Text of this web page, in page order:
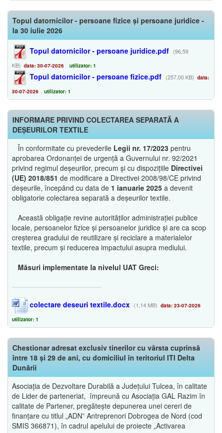
Topul datornicilor - persoane fizice și persoane juridice -
la 30 iulie 2026
Topul datornicilor - persoane juridice.pdf (96,59
KB) data: 30-07-2026 utilizator: 1
Topul datornicilor - persoane fizice.pdf (257,00 KB) data:
30-07-2026 utilizator: 1
INFORMARE PRIVIND COLECTAREA SEPARATĂ A
DEȘEURILOR TEXTILE
În conformitate cu prevederile Legii nr. 17/2023 pentru
aprobarea Ordonanței de urgență a Guvernului nr. 92/2021
privind regimul deșeurilor, precum și cu dispozițiile Directivei
(UE) 2018/851 de modificare a Directivei 2008/98/CE privind
deșeurile, începând cu data de 1 ianuarie 2025 a devenit
obligatorie colectarea separată a deșeurilor textile.
Această obligație revine autorităților administrației publice
locale, persoanelor fizice și persoanelor juridice și are ca scop
creșterea gradului de reutilizare și reciclare a materialelor
textile, precum și reducerea impactului asupra mediului.
Măsuri implementate la nivelul UAT Greci:
colectare deseuri textile.docx (1,14 MB) data: 23-07-2026
utilizator: 1
Chestionar adresat exclusiv tinerilor cu vârsta cuprinsă
între 18 și 29 de ani, cu domiciliul în teritoriul ITI Delta
Dunării
Asociația de Dezvoltare Durabilă a Județului Tulcea, în calitate
de Lider de parteneriat, împreună cu Asociația GAL Razim în
calitate de Partener, pregătește depunerea unei cereri de
finanțare cu titlul „ADN” Antreprenori Dobrogea de Nord (cod
SMIS 366871), în cadrul apelului de proiecte „Activarea